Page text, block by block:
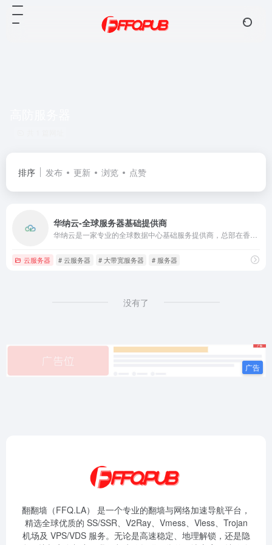
排序 发布 更新 浏览 点赞
华纳云-全球服务器基础提供商
云服务器 # 云服务器 # 大带宽服务器 # 服务器
没有了
翻翻墙（FFQ.LA） 是一个专业的翻墙与网络加速导航平台，
精选全球优质的 SS/SSR、V2Ray、Vmess、Vless、Trojan
机场及 VPS/VDS 服务。无论是高速稳定、地理解锁，还是隐